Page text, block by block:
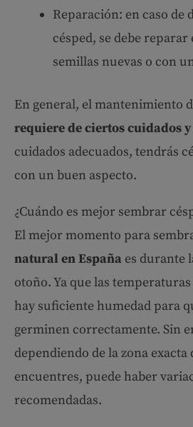
Reparación: en caso de
césped, se debe
semillas nuevas o con
En general, el mantenimiento
requiere de ciertos cuidados
cuidados adecuados, tendrás
con un buen aspecto.
¿Cuándo es mejor sembrar
El mejor momento para
natural en España es durante
otoño. Ya que las
hay suficiente humedad para
germinen correctamente. Sin
dependiendo de la zona exacta
encuentres, puede haber
recomendadas.